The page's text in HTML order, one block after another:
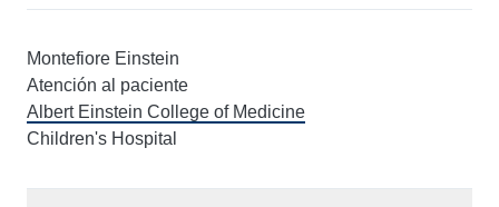
Montefiore Einstein
Atención al paciente
Albert Einstein College of Medicine
Children's Hospital